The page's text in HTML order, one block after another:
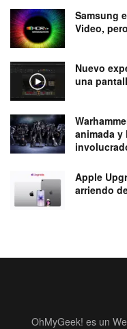
Samsung
Video,
Nuevo
una
animada y
Apple
arriendo
OhMyGeek! es un